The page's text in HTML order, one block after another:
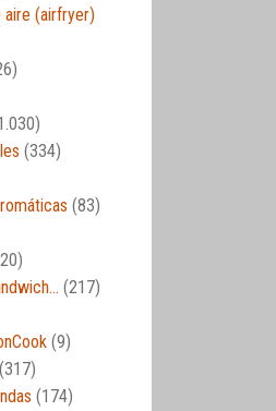
aire (airfryer)
(334)
(83)
(217)
(9)
(317)
(174)